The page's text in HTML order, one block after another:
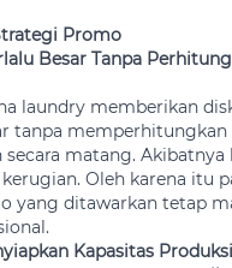
Promo
Besar Tanpa
laundry memberikan
tanpa
secara matang. Akibatnya
Oleh karena itu
yang ditawarkan tetap
Kapasitas Produksi